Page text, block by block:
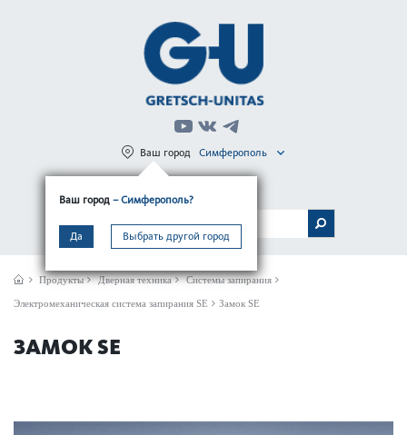
Ваш город – Симферополь?
Да Выбрать другой город
Ваш город Симферополь
МЕНЮ
Продукты Дверная техника Системы запирания
Электромеханическая система запирания SE Замок SE
ЗАМОК SE